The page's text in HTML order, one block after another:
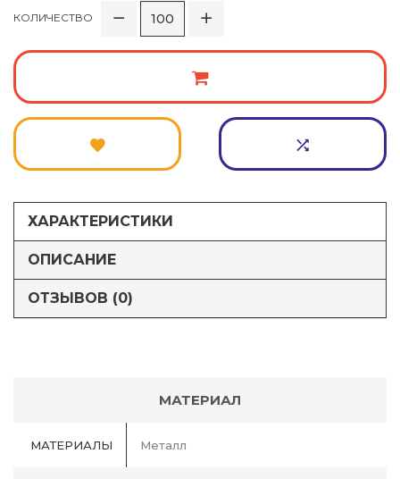
КОЛИЧЕСТВО
ХАРАКТЕРИСТИКИ
ОПИСАНИЕ
ОТЗЫВОВ (0)
МАТЕРИАЛ
МАТЕРИАЛЫ Металл